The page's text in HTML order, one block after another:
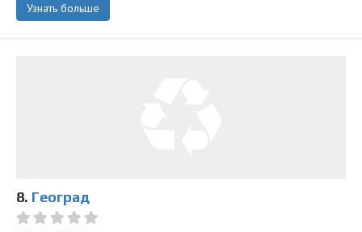
Узнать больше
8. Геоград